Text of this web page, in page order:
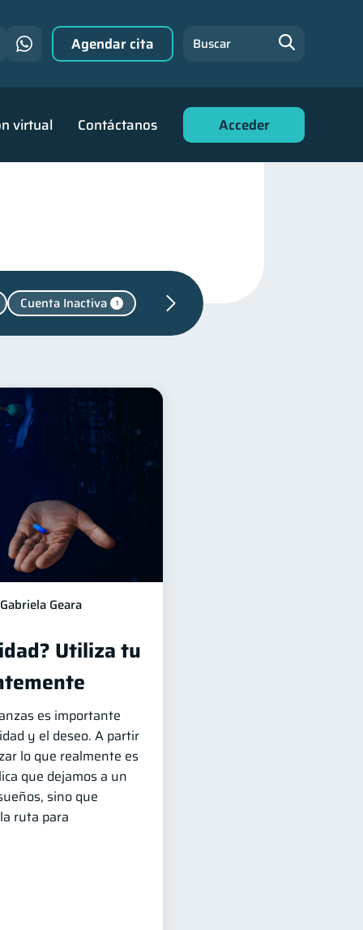
virtual Contáctanos Acceder
Agendar cita Buscar
Cuenta Inactiva 1
Tarjeta de crédito
Gasto responsable
Gabriela Geara
Utiliza tu
es importante
y el deseo. A partir
lo que realmente es
que dejamos a un
sino que
ruta para